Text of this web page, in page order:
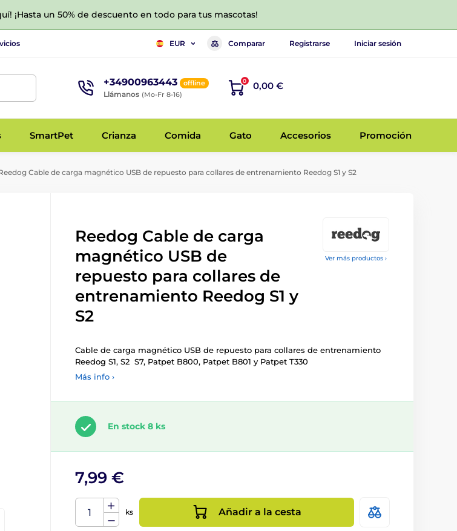
¡Hasta un 50% de descuento en todo para tus mascotas!
EUR Comparar Registrarse Iniciar sesión
+34900963443 offline
Llámanos (Mo-Fr 8-16)
0 0,00 €
SmartPet Crianza Comida Gato Accesorios Promoción
Cable de carga magnético USB de repuesto para collares de entrenamiento Reedog S1 y S2
Ver más productos ›
Reedog Cable de carga
magnético USB de
repuesto para collares de
entrenamiento Reedog S1 y
S2
Cable de carga magnético USB de repuesto para collares de entrenamiento
Reedog S1, S2 S7, Patpet B800, Patpet B801 y Patpet T330
Más info ›
En stock 8 ks
7,99 €
ks Añadir a la cesta